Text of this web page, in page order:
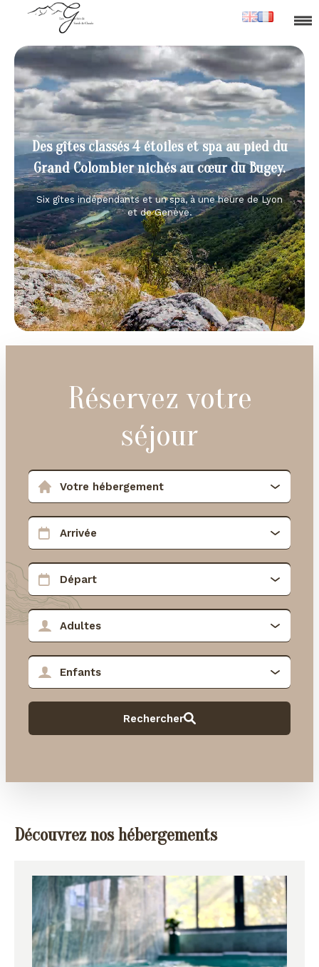
Des gîtes classés 4 étoiles et spa au pied du
Grand Colombier nichés au cœur du Bugey.
Six gîtes indépendants et un spa, à une heure de Lyon
et de Genève.
Réservez votre
séjour
Découvrez nos hébergements